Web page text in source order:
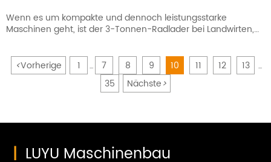
Wenn es um kompakte und dennoch leistungsstarke
Maschinen geht, ist der 3-Tonnen-Radlader bei Landwirten,
<Vorherige 1 ... 7 8 9 10 11 12 13 ...
35 Nächste>
| LUYU Maschinenbau